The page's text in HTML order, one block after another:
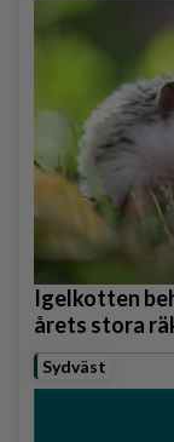
Igelkotten
årets stora
Sydväst